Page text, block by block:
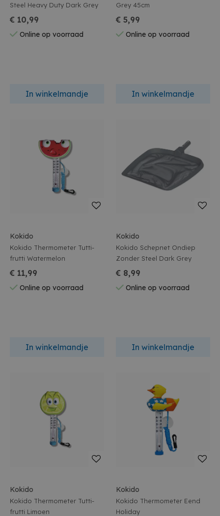
Steel Heavy Duty Dark Grey
€ 10,99
Online op voorraad
In winkelmandje
Grey 45cm
€ 5,99
Online op voorraad
In winkelmandje
Kokido
Kokido Thermometer Tutti-
frutti Watermelon
€ 11,99
Online op voorraad
In winkelmandje
Kokido
Kokido Schepnet Ondiep
Zonder Steel Dark Grey
€ 8,99
Online op voorraad
In winkelmandje
Kokido
Kokido Thermometer Tutti-
frutti Limoen
Kokido
Kokido Thermometer Eend
Holiday